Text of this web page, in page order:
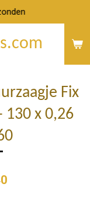
Fix
130 x 0,26